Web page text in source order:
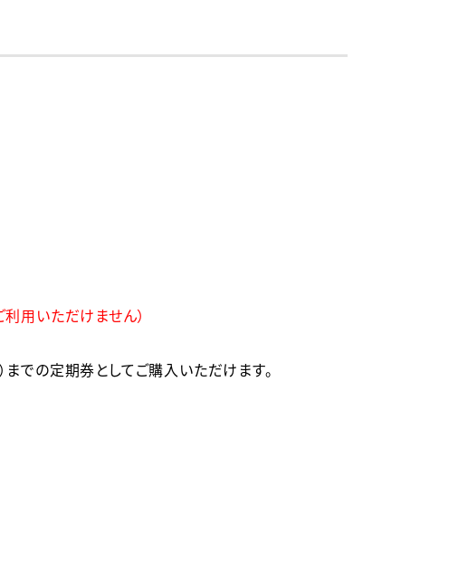
用いただけません）
での定期券としてご購入いただけます。